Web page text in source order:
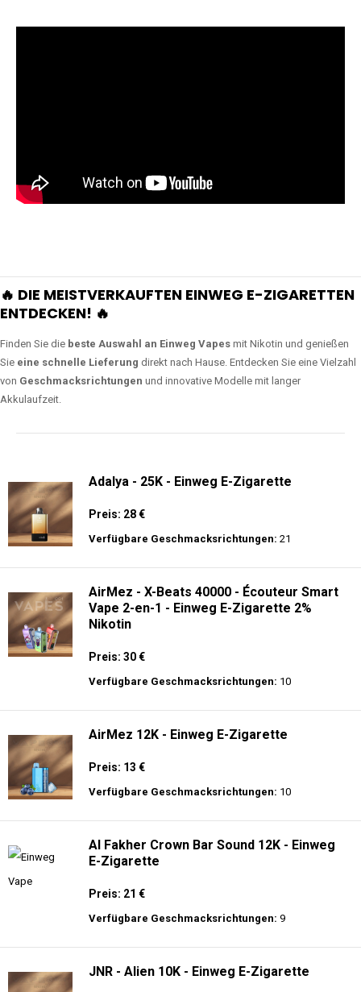
🔥 DIE MEISTVERKAUFTEN EINWEG E-ZIGARETTEN
ENTDECKEN! 🔥
Finden Sie die beste Auswahl an Einweg Vapes mit Nikotin und genießen
Sie eine schnelle Lieferung direkt nach Hause. Entdecken Sie eine Vielzahl
von Geschmacksrichtungen und innovative Modelle mit langer
Akkulaufzeit.
Adalya - 25K - Einweg E-Zigarette
Preis: 28 €
Verfügbare Geschmacksrichtungen: 21
AirMez - X-Beats 40000 - Écouteur Smart
Vape 2-en-1 - Einweg E-Zigarette 2%
Nikotin
Preis: 30 €
Verfügbare Geschmacksrichtungen: 10
AirMez 12K - Einweg E-Zigarette
Preis: 13 €
Verfügbare Geschmacksrichtungen: 10
Al Fakher Crown Bar Sound 12K - Einweg
E-Zigarette
Preis: 21 €
Verfügbare Geschmacksrichtungen: 9
JNR - Alien 10K - Einweg E-Zigarette